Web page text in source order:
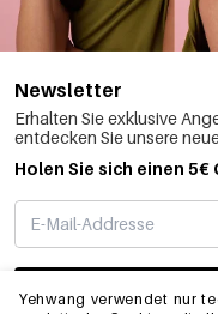
Yehwang verwendet nur
Newsletter
Erhalten Sie exklusive
entdecken Sie unsere
Holen Sie sich einen 5€